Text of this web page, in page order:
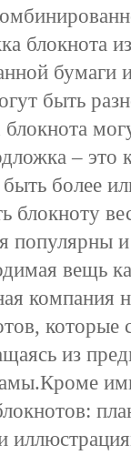
блокнота
бумаги
быть
блокнота
– это
более
блокноту
популярны
вещь
компания
из